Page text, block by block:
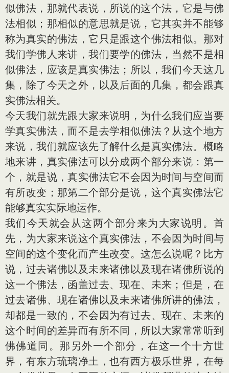
似佛法，那就代表说，所说的这个法，它是与佛
法相似；那相似的意思就是说，它其实并不能够
称为真实的佛法，它只是跟这个佛法相似。那对
我们学佛人来讲，我们要学的佛法，当然不是相
似佛法，应该是真实佛法；所以，我们今天这几
集，除了今天之外，以及后面的几集，都会跟真
实佛法相关。
今天我们就先跟大家来说明，为什么我们应当要
学真实佛法，而不是去学相似佛法？从这个地方
来说，我们就应该先了解什么是真实佛法。概略
地来讲，真实佛法可以分成两个部分来说：第一
个，就是说，真实佛法它不会因为时间与空间而
有所改变；那第二个部分是说，这个真实佛法它
能够真实实际地运作。
我们今天就会从这两个部分来为大家说明。首
先，为大家来说这个真实佛法，不会因为时间与
空间的这个变化而产生改变。这怎么说呢？比方
说，过去诸佛以及未来诸佛以及现在诸佛所说的
这一个佛法，函盖过去、现在、未来；但是，在
过去诸佛、现在诸佛以及未来诸佛所讲的佛法，
却都是一致的，不会因为有过去、现在、未来的
这个时间的差异而有所不同，所以大家常常听到
佛佛道同。那另外一个部分，在这一个十方世
界，有东方琉璃净土，也有西方极乐世界，在每